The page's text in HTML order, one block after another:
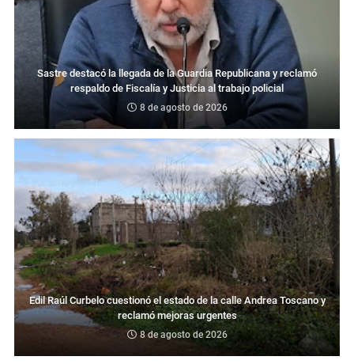
Sastre destacó la llegada de la Guardia Republicana y reclamó
respaldo de Fiscalía y Justicia al trabajo policial
8 de agosto de 2026
Edil Raúl Curbelo cuestionó el estado de la calle Andrea Toscano y
reclamó mejoras urgentes
8 de agosto de 2026